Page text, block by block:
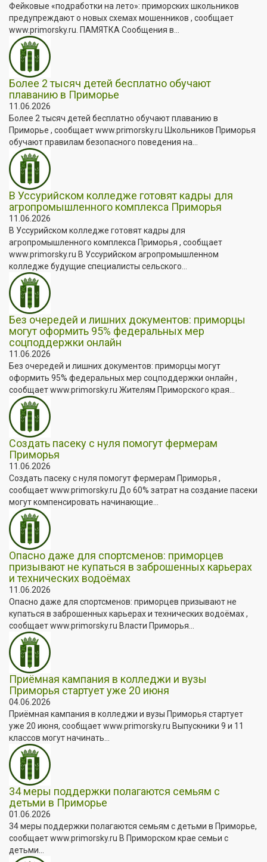
Фейковые «подработки на лето»: приморских школьников
предупреждают о новых схемах мошенников , сообщает
www.primorsky.ru. ПАМЯТКА Сообщения в...
Более 2 тысяч детей бесплатно обучают
плаванию в Приморье
11.06.2026
Более 2 тысяч детей бесплатно обучают плаванию в
Приморье , сообщает www.primorsky.ru Школьников Приморья
обучают правилам безопасного поведения на...
В Уссурийском колледже готовят кадры для
агропромышленного комплекса Приморья
11.06.2026
В Уссурийском колледже готовят кадры для
агропромышленного комплекса Приморья , сообщает
www.primorsky.ru В Уссурийском агропромышленном
колледже будущие специалисты сельского...
Без очередей и лишних документов: приморцы
могут оформить 95% федеральных мер
соцподдержки онлайн
11.06.2026
Без очередей и лишних документов: приморцы могут
оформить 95% федеральных мер соцподдержки онлайн ,
сообщает www.primorsky.ru Жителям Приморского края...
Создать пасеку с нуля помогут фермерам
Приморья
11.06.2026
Создать пасеку с нуля помогут фермерам Приморья ,
сообщает www.primorsky.ru До 60% затрат на создание пасеки
могут компенсировать начинающие...
Опасно даже для спортсменов: приморцев
призывают не купаться в заброшенных карьерах
и технических водоёмах
11.06.2026
Опасно даже для спортсменов: приморцев призывают не
купаться в заброшенных карьерах и технических водоёмах ,
сообщает www.primorsky.ru Власти Приморья...
Приёмная кампания в колледжи и вузы
Приморья стартует уже 20 июня
04.06.2026
Приёмная кампания в колледжи и вузы Приморья стартует
уже 20 июня, сообщает www.primorsky.ru Выпускники 9 и 11
классов могут начинать...
34 меры поддержки полагаются семьям с
детьми в Приморье
01.06.2026
34 меры поддержки полагаются семьям с детьми в Приморье,
сообщает www.primorsky.ru В Приморском крае семьи с
детьми...